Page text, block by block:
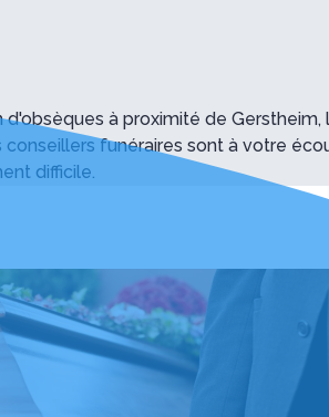
à proximité de Gerstheim,
funéraires sont à votre
difficile.